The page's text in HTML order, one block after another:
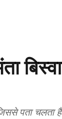
बिस्वा
पता चलता है